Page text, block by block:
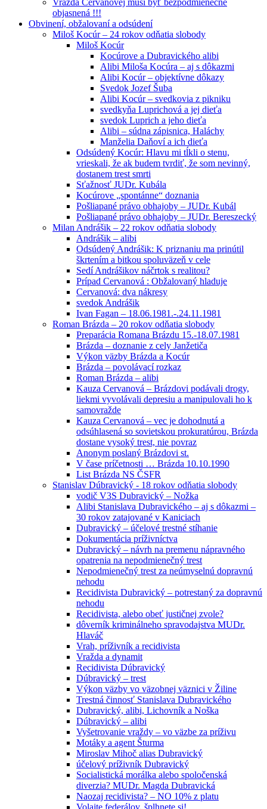
objasnená !!!
Obvinení, obžalovaní a odsúdení
Miloš Kocúr – 24 rokov odňatia slobody
Miloš Kocúr
Kocúrove a Dubravického alibi
Alibi Miloša Kocúra – aj s dôkazmi
Alibi Kocúr – objektívne dôkazy
Svedok Jozef Šuba
Alibi Kocúr – svedkovia z pikniku
svedkyňa Luprichová a jej dieťa
svedok Luprich a jeho dieťa
Alibi – súdna zápisnica, Haláchy
Manželia Daňoví a ich dieťa
Odsúdený Kocúr: Hlavu mi tĺkli o stenu,
vrieskali, že ak budem tvrdiť, že som nevinný,
dostanem trest smrti
Sťažnosť JUDr. Kubála
Kocúrove „spontánne“ doznania
Pošliapané právo obhajoby – JUDr. Kubál
Pošliapané právo obhajoby – JUDr. Bereszecký
Milan Andrášik – 22 rokov odňatia slobody
Andrášik – alibi
Odsúdený Andrášik: K priznaniu ma prinútil
škrtením a bitkou spoluväzeň v cele
Sedí Andrášikov náčrtok s realitou?
Prípad Cervanová : Obžalovaný hladuje
Cervanová: dva nákresy
svedok Andrášik
Ivan Fagan – 18.06.1981.-.24.11.1981
Roman Brázda – 20 rokov odňatia slobody
Preparácia Romana Brázdu 15.-18.07.1981
Brázda – doznanie z cely Janžetiča
Výkon väzby Brázda a Kocúr
Brázda – povolávací rozkaz
Roman Brázda – alibi
Kauza Cervanová – Brázdovi podávali drogy,
liekmi vyvolávali depresiu a manipulovali ho k
samovražde
Kauza Cervanová – vec je dohodnutá a
odsúhlasená so sovietskou prokuratúrou, Brázda
dostane vysoký trest, nie povraz
Anonym poslaný Brázdovi st.
V čase príčetnosti … Brázda 10.10.1990
List Brázda NS ČSFR
Stanislav Dúbravický - 18 rokov odňatia slobody
vodič V3S Dubravický – Nožka
Alibi Stanislava Dubravického – aj s dôkazmi –
30 rokov zatajované v Kaniciach
Dubravický – účelové trestné stíhanie
Dokumentácia príživníctva
Dubravický – návrh na premenu nápravného
opatrenia na nepodmienečný trest
Nepodmienečný trest za neúmyselnú dopravnú
nehodu
Recidivista Dubravický – potrestaný za dopravnú
nehodu
Recidivista, alebo obeť justičnej zvole?
dôverník kriminálneho spravodajstva MUDr.
Hlaváč
Vrah, príživník a recidivista
Vražda a dynamit
Recidivista Dúbravický
Dúbravický – trest
Výkon väzby vo väzobnej väznici v Žiline
Trestná činnosť Stanislava Dubravického
Dubravický, alibi, Lichovník a Noška
Dúbravický – alibi
Vyšetrovanie vraždy – vo väzbe za príživu
Motáky a agent Šturma
Miroslav Mihoč alias Dubravický
účelový príživník Dubravický
Socialistická morálka alebo spoločenská
diverzia? MUDr. Magda Dubravická
Naozaj recidivista? – NO 10% z platu
Volajte federálov, šplhnete si!